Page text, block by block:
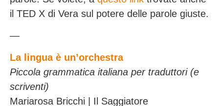
il TED X di Vera sul potere delle parole giuste.
—
La lingua è un’orchestra
Piccola grammatica italiana per traduttori (e
scriventi)
Mariarosa Bricchi | Il Saggiatore